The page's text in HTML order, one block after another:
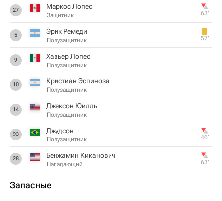
27 Маркос Лопес
Защитник 63‎’‎
5 Эрик Ремеди
Полузащитник 57‎’‎
9 Хавьер Лопес
Полузащитник
10 Кристиан Эспиноза
Полузащитник
14 Джексон Юилль
Полузащитник
93 Джудсон
Полузащитник 46‎’‎
28 Бенжамин Киканович
Нападающий 63‎’‎
Запасные